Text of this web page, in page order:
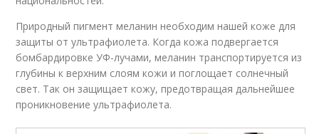
Природный пигмент меланин необходим нашей коже для
защиты от ультрафиолета. Когда кожа подвергается
бомбардировке УФ-лучами, меланин транспортируется из
глубины к верхним слоям кожи и поглощает солнечный
свет. Так он защищает кожу, предотвращая дальнейшее
проникновение ультрафиолета.